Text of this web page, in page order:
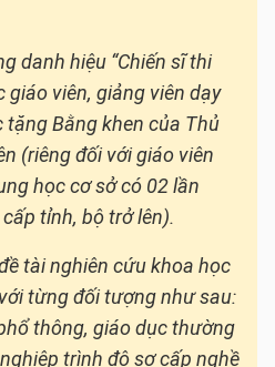
danh hiệu “Chiến sĩ thi
giáo viên, giảng viên dạy
Bằng khen của Thủ
(riêng đối với giáo viên
học cơ sở có 02 lần
tỉnh, bộ trở lên).
tài nghiên cứu khoa học
từng đối tượng như sau:
thông, giáo dục thường
trình độ sơ cấp nghề